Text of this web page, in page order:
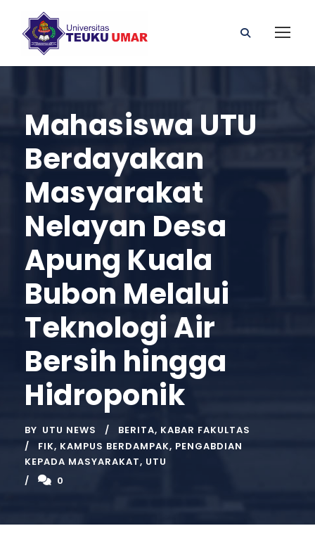
Mahasiswa UTU
Berdayakan
Masyarakat
Nelayan Desa
Apung Kuala
Bubon Melalui
Teknologi Air
Bersih hingga
Hidroponik
BY UTU NEWS BERITA, KABAR FAKULTAS
FIK, KAMPUS BERDAMPAK, PENGABDIAN
KEPADA MASYARAKAT, UTU
0